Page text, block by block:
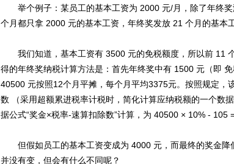
举个例子：某员工的基本工资为 2000 元/月，除了年终奖
个月都只拿 2000 元的基本工资，年终奖发放 21 个月的基本
我们知道，基本工资有 3500 元的免税额度，所以前 11
得的年终奖纳税计算方法是：首先年终奖中有 1500 元（即
40500 元按照12个月平摊，每个月平均3375元。按照规定，
数 （采用超额累进税率计税时，简化计算应纳税额的一个数
据公式“奖金×税率-速算扣除数”计算，为 40500 × 10% - 105
但假如员工的基本工资变成为 4000 元，而最终的奖金降
并没有变，但会有什么不同呢？